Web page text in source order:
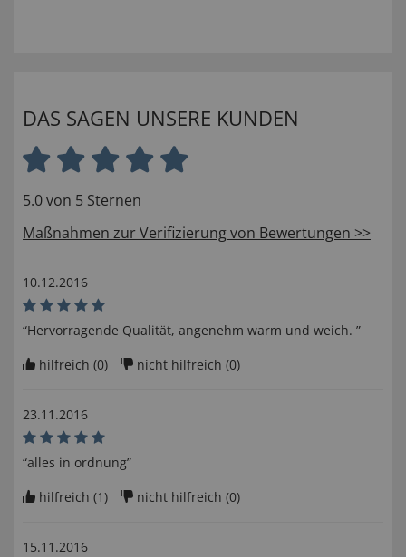
DAS SAGEN UNSERE KUNDEN
5.0 von 5 Sternen
Maßnahmen zur Verifizierung von Bewertungen >>
10.12.2016
“Hervorragende Qualität, angenehm warm und weich. ”
hilfreich (0) nicht hilfreich (0)
23.11.2016
“alles in ordnung”
hilfreich (1) nicht hilfreich (0)
15.11.2016